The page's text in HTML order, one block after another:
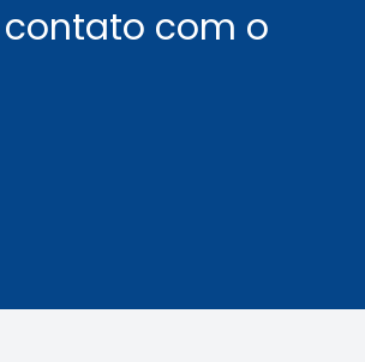
contato com o